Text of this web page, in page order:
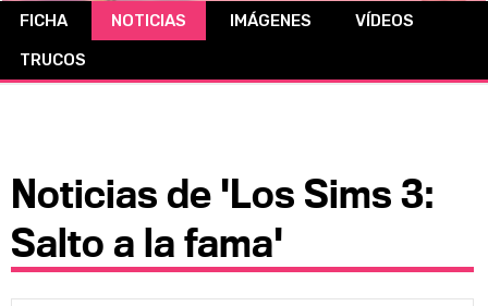
CÓMICS
FICHA NOTICIAS IMÁGENES
VÍDEOS
TRUCOS
Noticias de 'Los Sims 3:
Salto a la fama'